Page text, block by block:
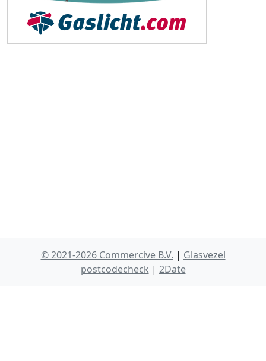
© 2021-2026 Commercive B.V. | Glasvezel
postcodecheck | 2Date